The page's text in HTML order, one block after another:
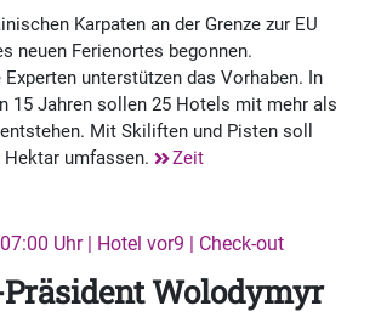
Karpaten an der Grenze zur EU
neuen Ferienortes begonnen.
unterstützen das Vorhaben. In
15 Jahren sollen 25 Hotels mit mehr als
Mit Skiliften und Pisten soll
umfassen.
Zeit
Uhr | Hotel vor9 | Check-out
Wolodymyr